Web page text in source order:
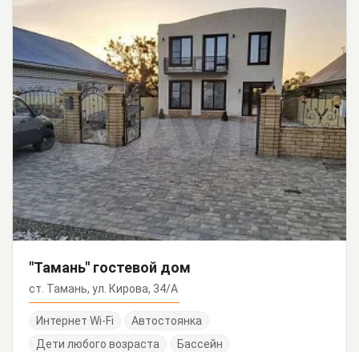
"Тамань" гостевой дом
ст. Тамань, ул. Кирова, 34/А
Интернет Wi-Fi
Автостоянка
Дети любого возраста
Бассейн